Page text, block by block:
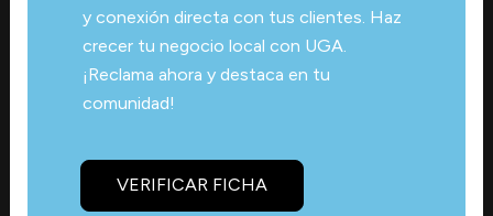
y conexión directa con tus clientes. Haz
crecer tu negocio local con UGA.
¡Reclama ahora y destaca en tu
comunidad!
VERIFICAR FICHA